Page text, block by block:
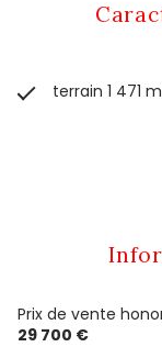
terrain 1 471
Prix de vente
29 700 €